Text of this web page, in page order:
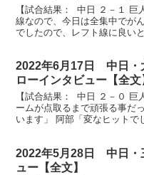
【試合結果： 中日 ２－１ 巨
線なので、今日は全集中でが
でしたので、レフト線に良い
2022年6月17日 中日・
ローインタビュー【全文
【試合結果： 中日 ２－０ 巨
ームが点取るまで頑張る事だ
います」 阿部「変なヒットで
2022年5月28日 中日
ュー【全文】